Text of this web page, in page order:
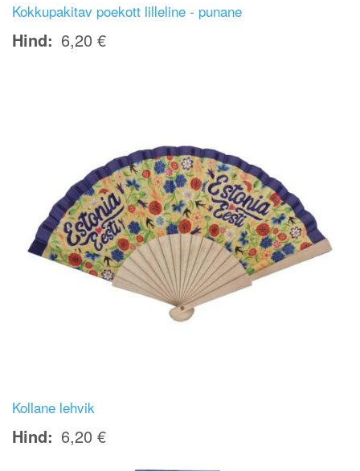
Kokkupakitav poekott lilleline - punane
Hind 6,20 €
Kollane lehvik
Hind 6,20 €